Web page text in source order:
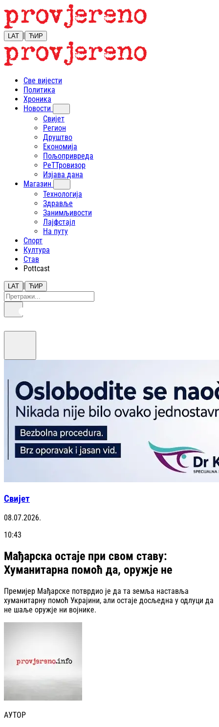
LAT | ЋИР
Све вијести
Политика
Хроника
Новости
Свијет
Регион
Друштво
Економија
Пољопривреда
РеТТровизор
Изјава дана
Магазин
Технологија
Здравље
Занимљивости
Лајфстajл
На путу
Спорт
Култура
Став
Pottcast
LAT | ЋИР
Свијет
08.07.2026.
10:43
Мађарска остаје при свом ставу:
Хуманитарна помоћ да, оружје не
Премијер Мађарске потврдио је да та земља наставља
хуманитарну помоћ Украјини, али остаје досљедна у одлуци да
не шаље оружје ни војнике.
АУТОР